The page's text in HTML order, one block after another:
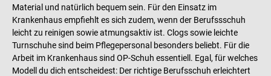
Material und natürlich bequem sein. Für den Einsatz im
Krankenhaus empfiehlt es sich zudem, wenn der Berufssschuh
leicht zu reinigen sowie atmungsaktiv ist. Clogs sowie leichte
Turnschuhe sind beim Pflegepersonal besonders beliebt. Für die
Arbeit im Krankenhaus sind OP-Schuh essentiell. Egal, für welches
Modell du dich entscheidest: Der richtige Berufsschuh erleichtert